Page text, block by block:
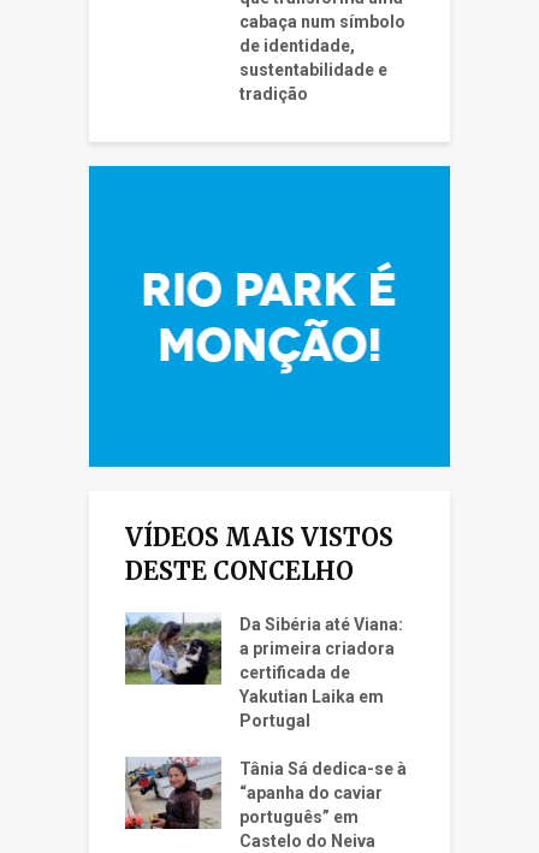
cabaça num símbolo
de identidade,
sustentabilidade e
tradição
VÍDEOS MAIS VISTOS
DESTE CONCELHO
Da Sibéria até Viana:
a primeira criadora
certificada de
Yakutian Laika em
Portugal
Tânia Sá dedica-se à
“apanha do caviar
português” em
Castelo do Neiva